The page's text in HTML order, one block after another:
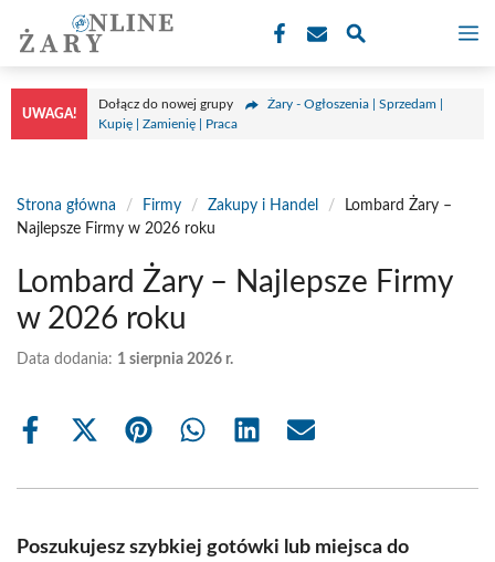
treści
UWAGA!
Dołącz do nowej grupy
Żary - Ogłoszenia | Sprzedam |
Kupię | Zamienię | Praca
Strona główna / Firmy / Zakupy i Handel /
Lombard Żary –
Najlepsze Firmy w 2026 roku
Lombard Żary – Najlepsze Firmy
w 2026 roku
Data dodania: 1 sierpnia 2026 r.
Share
Share
(Twitter)
Share Share Share Share
Poszukujesz szybkiej gotówki lub miejsca do